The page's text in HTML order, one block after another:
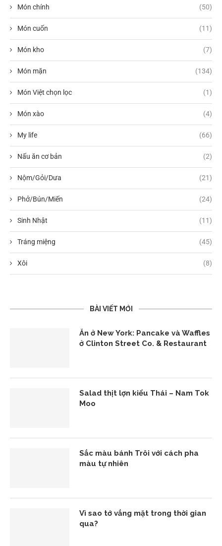
Món chính (50)
Món cuốn (11)
Món kho (7)
Món mặn (134)
Món Việt chọn lọc (1)
Món xào (4)
My life (66)
Nấu ăn cơ bản (2)
Nộm/Gỏi/Dưa (21)
Phở/Bún/Miến (24)
Sinh Nhật (11)
Tráng miệng (45)
Xôi (8)
BÀI VIẾT MỚI
Ăn ở New York: Pancake và Waffles
ở Clinton Street Co. & Restaurant
Salad thịt lợn kiểu Thái – Nam Tok
Moo
Sắc màu bánh Trôi với cách pha
màu tự nhiên
Vì sao tớ vắng mặt trong thời gian
qua?